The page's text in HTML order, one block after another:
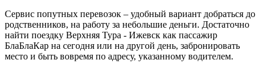
Сервис попутных перевозок – удобный вариант добраться до
родственников, на работу за небольшие деньги. Достаточно
найти поездку Верхняя Тура - Ижевск как пассажир
БлаБлаКар на сегодня или на другой день, забронировать
место и быть вовремя по адресу, указанному водителем.